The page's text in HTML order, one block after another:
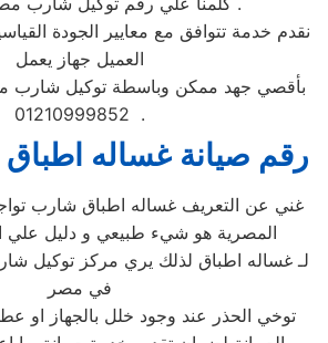
نقدم خدمة تتوافق مع معايير الجودة
العميل جهاز يعمل
بأقصي جهد ممكن وباسطة توكيل شارب
01210999852 .
رقم صيانة غساله
غني عن التعريف غساله اطباق شارب
المصرية هو شيء طبيعي و دليل علي
لـ غساله اطباق لذلك يري مركز توكيل
في مصر
توخي الحذر عند وجود خلل بالجهاز او